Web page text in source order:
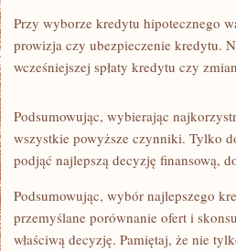
Przy wyborze kredytu ‍hipotecznego
prowizja czy ubezpieczenie kredytu.
wcześniejszej spłaty kredytu czy
Podsumowując, wybierając
wszystkie powyższe czynniki. Tylko
podjąć najlepszą decyzję finansową,
Podsumowując, wybór najlepszego
przemyślane porównanie ofert i
właściwą decyzję. Pamiętaj, że⁣ nie⁢